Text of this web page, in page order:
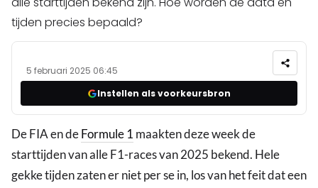
tijden precies bepaald?
5 februari 2025 06:45
Instellen als voorkeursbron
De FIA en deFormule 1 maakten deze week de
starttijden van alle F1-races van 2025 bekend. Hele
gekke tijden zaten er niet per se in, los van het feit dat een